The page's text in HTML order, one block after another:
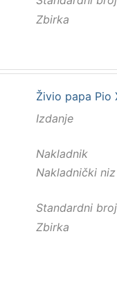
Zbirka
Živio papa Pio
Izdanje
Nakladnik
Nakladnički niz
Standardni broj
Zbirka